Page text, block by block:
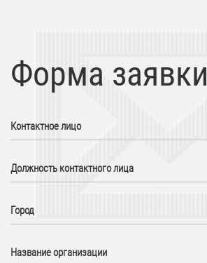
Форма заявки
Контактное лицо
Должность контактного лица
Город
Название организации